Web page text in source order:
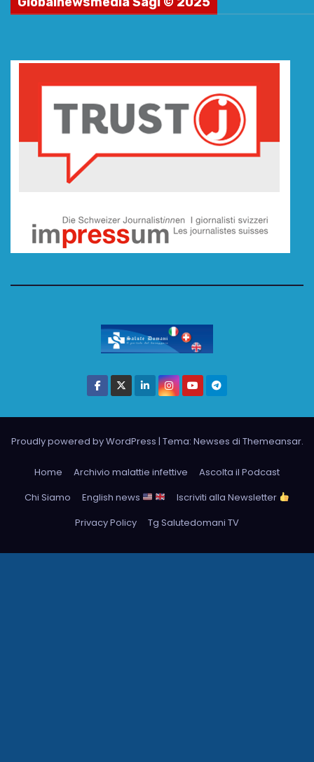
Proudly powered by WordPress | Tema: Newses di Themeansar.
Home Archivio malattie infettive
Ascolta il Podcast
Chi Siamo
English news
Iscriviti alla Newsletter
Privacy Policy
Tg Salutedomani TV